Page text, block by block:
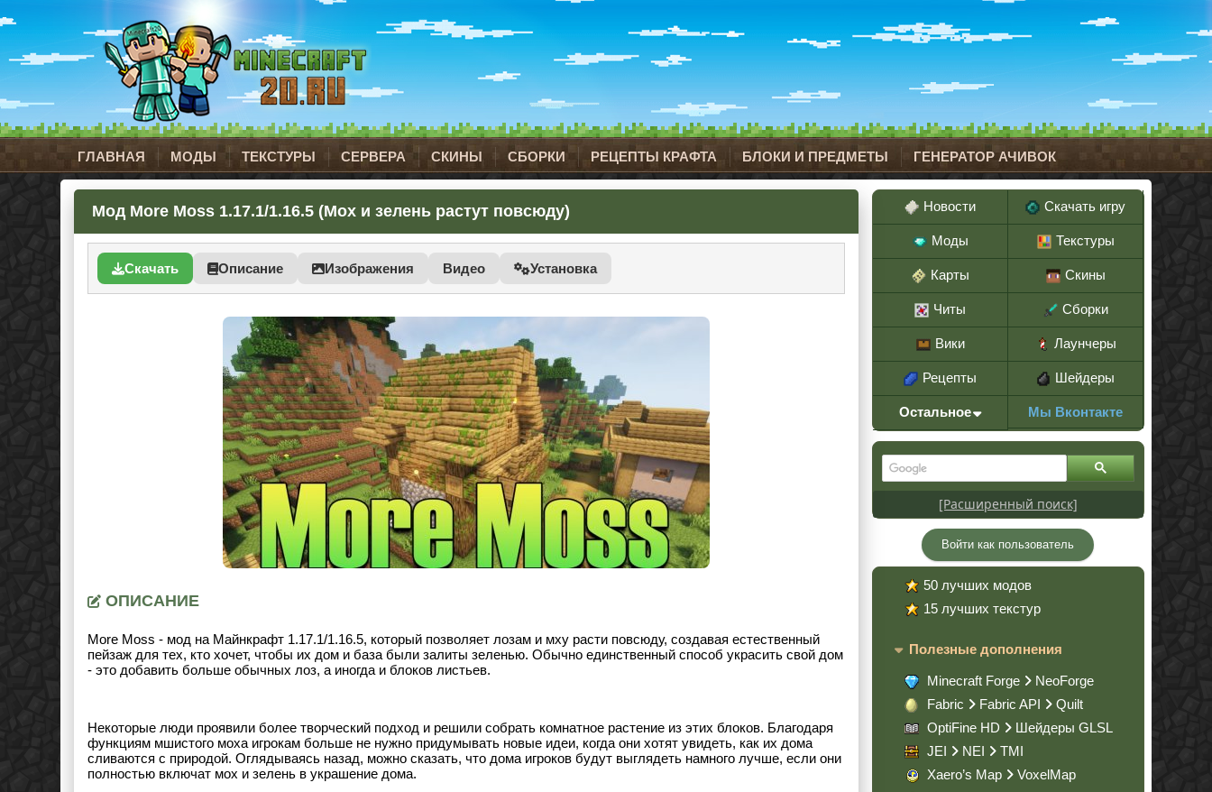
ГЛАВНАЯ МОДЫ ТЕКСТУРЫ СЕРВЕРА СКИНЫ СБОРКИ РЕЦЕПТЫ КРАФТА БЛОКИ И ПРЕДМЕТЫ ГЕНЕРАТОР АЧИВОК
Мод More Moss 1.17.1/1.16.5 (Мох и зелень растут повсюду)
Скачать Описание Изображения Видео Установка
ОПИСАНИЕ
More Moss - мод на Майнкрафт 1.17.1/1.16.5, который позволяет лозам и мху расти повсюду, создавая естественный
пейзаж для тех, кто хочет, чтобы их дом и база были залиты зеленью. Обычно единственный способ украсить свой дом
- это добавить больше обычных лоз, а иногда и блоков листьев.
Некоторые люди проявили более творческий подход и решили собрать комнатное растение из этих блоков. Благодаря
функциям мшистого моха игрокам больше не нужно придумывать новые идеи, когда они хотят увидеть, как их дома
сливаются с природой. Оглядываясь назад, можно сказать, что дома игроков будут выглядеть намного лучше, если они
полностью включат мох и зелень в украшение дома.
Новости Скачать игру
Моды Текстуры
Карты Скины
Читы Сборки
Вики Лаунчеры
Рецепты Шейдеры
Остальное Мы Вконтакте
[Расширенный поиск]
Войти как пользователь
50 лучших модов
15 лучших текстур
Полезные дополнения
Minecraft Forge
NeoForge
Fabric
Fabric API
Quilt
OptiFine HD
Шейдеры GLSL
JEI
NEI
TMI
Xaero’s Map
VoxelMap